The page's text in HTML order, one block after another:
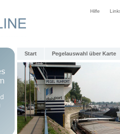
Hilfe
Start Pegelauswahl über Karte